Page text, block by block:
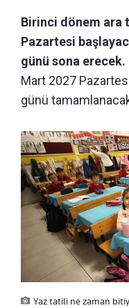
Birinci dönem ara
Pazartesi
günü sona erecek.
Mart 2027
günü
Yaz tatili ne zaman